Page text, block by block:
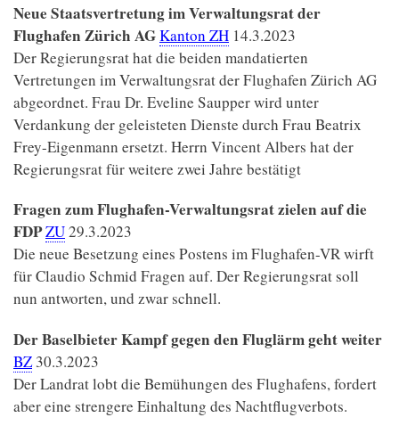
Neue Staatsvertretung im Verwaltungsrat der
Flughafen Zürich AGKanton ZH 14.3.2023
Der Regierungsrat hat die beiden mandatierten
Vertretungen im Verwaltungsrat der Flughafen Zürich AG
abgeordnet. Frau Dr. Eveline Saupper wird unter
Verdankung der geleisteten Dienste durch Frau Beatrix
Frey-Eigenmann ersetzt. Herrn Vincent Albers hat der
Regierungsrat für weitere zwei Jahre bestätigt
Fragen zum Flughafen-Verwaltungsrat zielen auf die
FDPZU29.3.2023
Die neue Besetzung eines Postens im Flughafen-VR wirft
für Claudio Schmid Fragen auf. Der Regierungsrat soll
nun antworten, und zwar schnell.
Der Baselbieter Kampf gegen den Fluglärm geht weiter
BZ30.3.2023
Der Landrat lobt die Bemühungen des Flughafens, fordert
aber eine strengere Einhaltung des Nachtflugverbots.